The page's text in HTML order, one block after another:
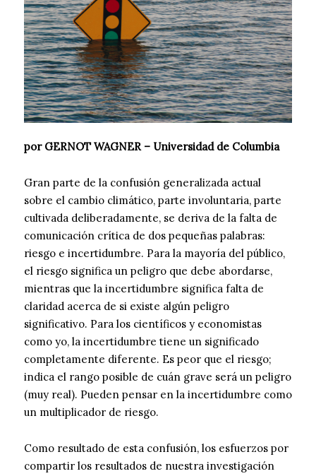
por GERNOT WAGNER – Universidad de Columbia
Gran parte de la confusión generalizada actual
sobre el cambio climático, parte involuntaria, parte
cultivada deliberadamente, se deriva de la falta de
comunicación crítica de dos pequeñas palabras:
riesgo e incertidumbre. Para la mayoría del público,
el riesgo significa un peligro que debe abordarse,
mientras que la incertidumbre significa falta de
claridad acerca de si existe algún peligro
significativo. Para los científicos y economistas
como yo, la incertidumbre tiene un significado
completamente diferente. Es peor que el riesgo;
indica el rango posible de cuán grave será un peligro
(muy real). Pueden pensar en la incertidumbre como
un multiplicador de riesgo.
Como resultado de esta confusión, los esfuerzos por
compartir los resultados de nuestra investigación